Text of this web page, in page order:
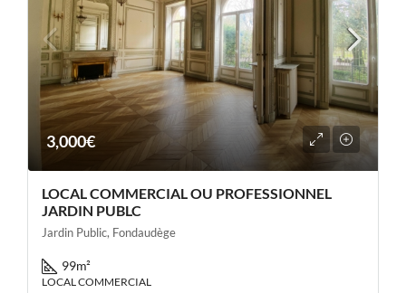
3,000€
LOCAL COMMERCIAL OU PROFESSIONNEL
JARDIN PUBLC
Jardin Public, Fondaudège
99m²
LOCAL COMMERCIAL